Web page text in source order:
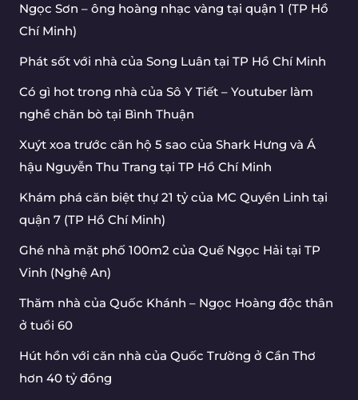
Ngọc Sơn – ông hoàng nhạc vàng tại quận 1 (TP Hồ
Chí Minh)
Phát sốt với nhà của Song Luân tại TP Hồ Chí Minh
Có gì hot trong nhà của Sô Y Tiết – Youtuber làm
nghề chăn bò tại Bình Thuận
Xuýt xoa trước căn hộ 5 sao của Shark Hưng và Á
hậu Nguyễn Thu Trang tại TP Hồ Chí Minh
Khám phá căn biệt thự 21 tỷ của MC Quyền Linh tại
quận 7 (TP Hồ Chí Minh)
Ghé nhà mặt phố 100m2 của Quế Ngọc Hải tại TP
Vinh (Nghệ An)
Thăm nhà của Quốc Khánh – Ngọc Hoàng độc thân
ở tuổi 60
Hút hồn với căn nhà của Quốc Trường ở Cần Thơ
hơn 40 tỷ đồng